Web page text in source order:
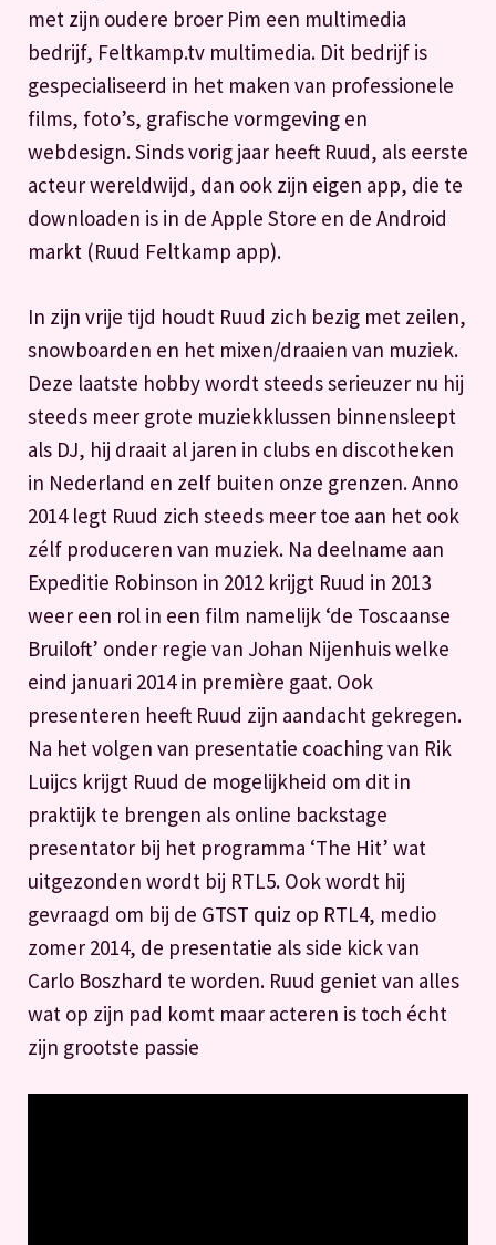
met zijn oudere broer Pim een multimedia
bedrijf, Feltkamp.tv multimedia. Dit bedrijf is
gespecialiseerd in het maken van professionele
films, foto’s, grafische vormgeving en
webdesign. Sinds vorig jaar heeft Ruud, als eerste
acteur wereldwijd, dan ook zijn eigen app, die te
downloaden is in de Apple Store en de Android
markt (Ruud Feltkamp app).
In zijn vrije tijd houdt Ruud zich bezig met zeilen,
snowboarden en het mixen/draaien van muziek.
Deze laatste hobby wordt steeds serieuzer nu hij
steeds meer grote muziekklussen binnensleept
als DJ, hij draait al jaren in clubs en discotheken
in Nederland en zelf buiten onze grenzen. Anno
2014 legt Ruud zich steeds meer toe aan het ook
zélf produceren van muziek. Na deelname aan
Expeditie Robinson in 2012 krijgt Ruud in 2013
weer een rol in een film namelijk ‘de Toscaanse
Bruiloft’ onder regie van Johan Nijenhuis welke
eind januari 2014 in première gaat. Ook
presenteren heeft Ruud zijn aandacht gekregen.
Na het volgen van presentatie coaching van Rik
Luijcs krijgt Ruud de mogelijkheid om dit in
praktijk te brengen als online backstage
presentator bij het programma ‘The Hit’ wat
uitgezonden wordt bij RTL5. Ook wordt hij
gevraagd om bij de GTST quiz op RTL4, medio
zomer 2014, de presentatie als side kick van
Carlo Boszhard te worden. Ruud geniet van alles
wat op zijn pad komt maar acteren is toch écht
zijn grootste passie